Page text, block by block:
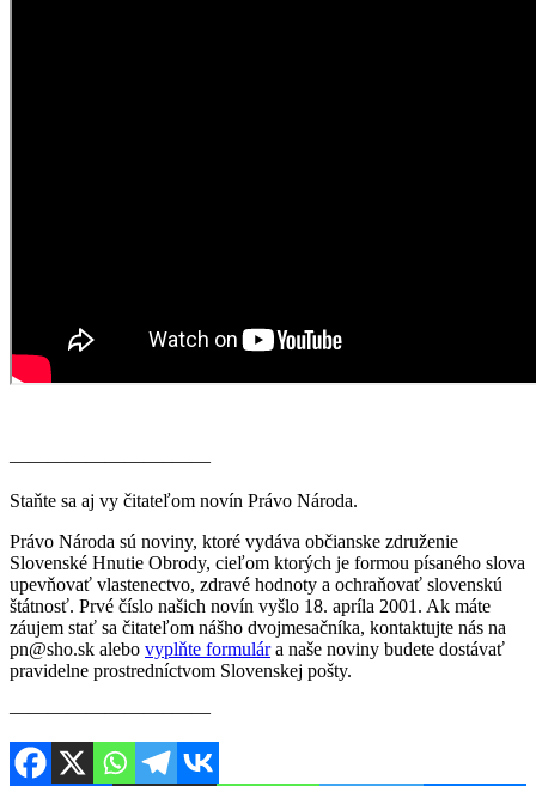
————————–——
Staňte sa aj vy čitateľom novín Právo Národa.
Právo Národa sú noviny, ktoré vydáva občianske združenie
Slovenské Hnutie Obrody, cieľom ktorých je formou písaného slova
upevňovať vlastenectvo, zdravé hodnoty a ochraňovať slovenskú
štátnosť. Prvé číslo našich novín vyšlo 18. apríla 2001. Ak máte
záujem stať sa čitateľom nášho dvojmesačníka, kontaktujte nás na
pn@sho.sk alebo vyplňte formulára naše noviny budete dostávať
pravidelne prostredníctvom Slovenskej pošty.
————————–——